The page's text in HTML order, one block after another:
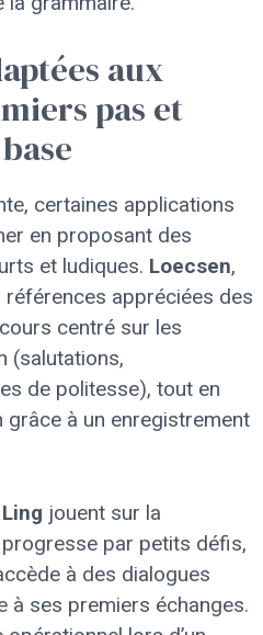
aux
pas et
certaines applications
en proposant des
et ludiques. Loecsen,
appréciées des
centré sur les
(salutations,
de politesse), tout en
à un enregistrement
Ling jouent sur la
par petits défis,
à des dialogues
à ses premiers échanges.